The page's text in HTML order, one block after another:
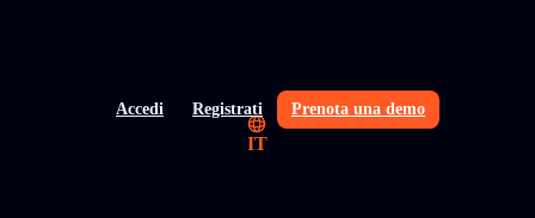
Accedi Registrati Prenota una demo
IT